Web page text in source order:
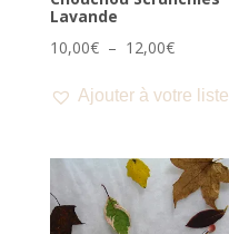
Lavande
10,00€ – 12,00€Plage
prix :
à
12,00€
Ajouter à votre liste